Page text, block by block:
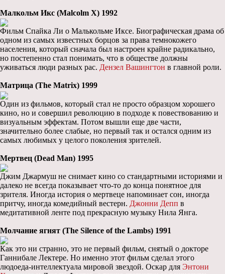
Малкольм Икс (Malcolm X) 1992
Фильм Спайка Ли о Малькольме Иксе. Биографическая драма об
одном из самых известных борцов за права темнокожего
населения, который сначала был настроен крайне радикально,
но постепенно стал понимать, что в обществе должны
уживаться люди разных рас. Дензел Вашингтон в главной роли.
Матрица (The Matrix) 1999
Один из фильмов, который стал не просто образцом хорошего
кино, но и совершил революцию в подходе к повествованию и
визуальным эффектам. Потом вышли еще две части,
значительно более слабые, но первый так и остался одним из
самых любимых у целого поколения зрителей.
Мертвец (Dead Man) 1995
Джим Джармуш не снимает кино со стандартными историями и
далеко не всегда показывает что-то до конца понятное для
зрителя. Иногда история о мертвеце напоминает сон, иногда
притчу, иногда комедийный вестерн. Джонни Депп в
медитативной ленте под прекрасную музыку Нила Янга.
Молчание ягнят (The Silence of the Lambs) 1991
Как это ни странно, это не первый фильм, снятый о докторе
Ганнибале Лектере. Но именно этот фильм сделал этого
людоеда-интеллектуала мировой звездой. Оскар для Энтони